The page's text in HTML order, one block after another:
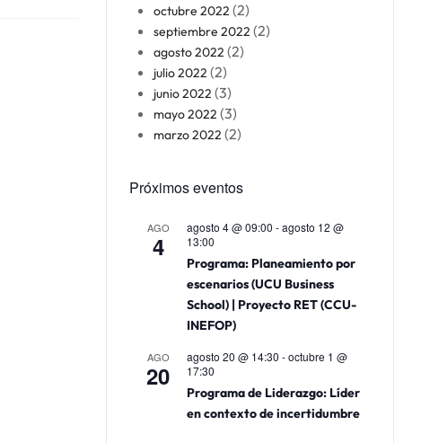
octubre 2022 (2)
septiembre 2022 (2)
agosto 2022 (2)
julio 2022 (2)
junio 2022 (3)
mayo 2022 (3)
marzo 2022 (2)
Próximos eventos
AGO
4
agosto 4 @ 09:00 -agosto 12 @
13:00
Programa: Planeamiento por
escenarios (UCU Business
School) | Proyecto RET (CCU-
INEFOP)
AGO
20
agosto 20 @ 14:30 -octubre 1 @
17:30
Programa de Liderazgo: Líder
en contexto de incertidumbre